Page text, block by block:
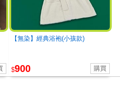
【無染】經典浴袍(小孩款)
$900